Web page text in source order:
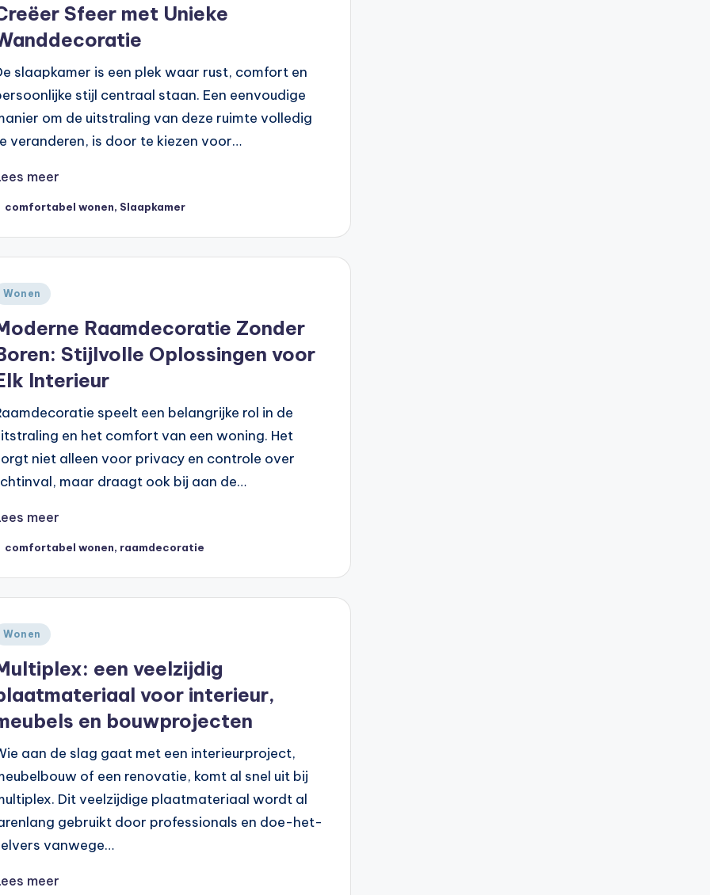
Sfeer met Unieke
slaapkamer is een plek waar rust, comfort en
stijl centraal staan. Een eenvoudige
om de uitstraling van deze ruimte volledig
veranderen, is door te kiezen voor…
meer
comfortabel wonen, Slaapkamer
Wonen
Raamdecoratie Zonder
Stijlvolle Oplossingen voor
Interieur
speelt een belangrijke rol in de
en het comfort van een woning. Het
niet alleen voor privacy en controle over
maar draagt ook bij aan de…
meer
comfortabel wonen, raamdecoratie
Wonen
een veelzijdig
voor interieur,
en bouwprojecten
aan de slag gaat met een interieurproject,
of een renovatie, komt al snel uit bij
Dit veelzijdige plaatmateriaal wordt al
gebruikt door professionals en doe-het-
vanwege…
meer